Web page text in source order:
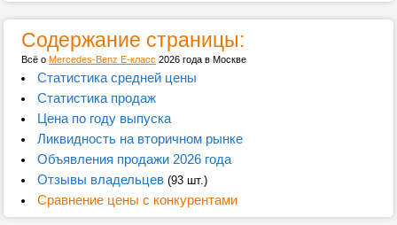
Содержание страницы:
Всё о Mercedes-Benz E-класс 2026 года в Москве
Статистика средней цены
Статистика продаж
Цена по году выпуска
Ликвидность на вторичном рынке
Объявления продажи 2026 года
Отзывы владельцев(93 шт.)
Сравнение цены с конкурентами